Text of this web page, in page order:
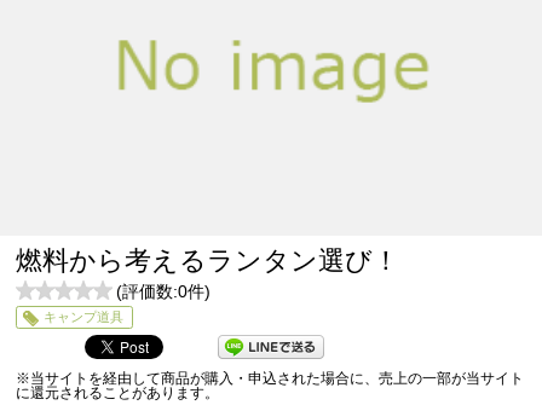
燃料から考えるランタン選び！
0
5
(評価数:0件)
キャンプ道具
※当サイトを経由して商品が購入・申込された場合に、売上の一部が当サイト
に還元されることがあります。